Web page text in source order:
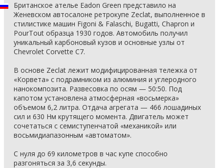
Британское ателье Eadon Green представило на
Женевском автосалоне ретрокупе Zeclat, выполненное в
стилистике машин Figoni & Falaschi, Bugatti, Chapron и
PourTout образца 1930 годов. Автомобиль получил
уникальный карбоновый кузов и основные узлы от
Chevrolet Corvette C7.
В основе Zeclat лежит модифицированная тележка от
«Корвета» с подрамником из алюминия и углеродного
нанокомпозита. Развесовка по осям — 50:50. Под
капотом установлена атмосферная «восьмерка»
объемом 6,2 литра. Отдача агрегата — 466 лошадиных
сил и 630 Нм крутящего момента. Двигатель может
сочетаться с семиступенчатой «механикой» или
восьмидиапазонным «автоматом».
С нуля до 69 километров в час купе способно
разгоняться за 3,6 секунды.